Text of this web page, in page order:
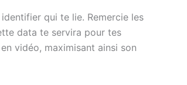
qui te lie. Remercie les
data te servira pour tes
vidéo, maximisant ainsi son